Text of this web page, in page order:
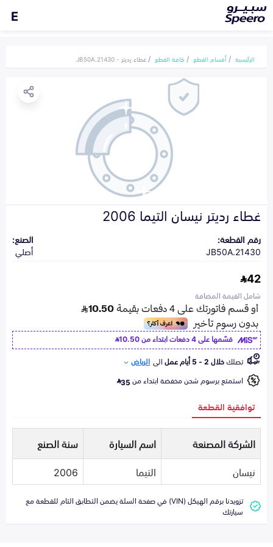
E
الرئيسية أقسام القطع كافة القطع غطاء رديتر - 21430.JB50A
غطاء رديتر نيسان التيما 2006
رقم القطعة:
21430.JB50A
الصنع:
أصلي
42
شامل القيمة المضافة
قسّمها على 4 دفعات ابتداء من
10.50
تصلكخلال 2 - 5 أيام عمل الى الرياض
استمتع برسوم شحن مخفضة ابتداء من35
توافقية القطعة
الشركة المصنعة اسم السيارة
سنة الصنع
نيسان
التيما 2006
تزويدنا برقم الهيكل (VIN) في صفحة السلة يضمن التطابق التام للقطعة مع
سيارتك